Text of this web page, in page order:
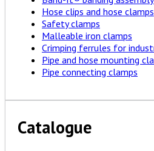
Hose clips and hose clamps
Safety clamps
Malleable iron clamps
Crimping ferrules for
Pipe and hose mounting
Pipe connecting clamps
Catalogue